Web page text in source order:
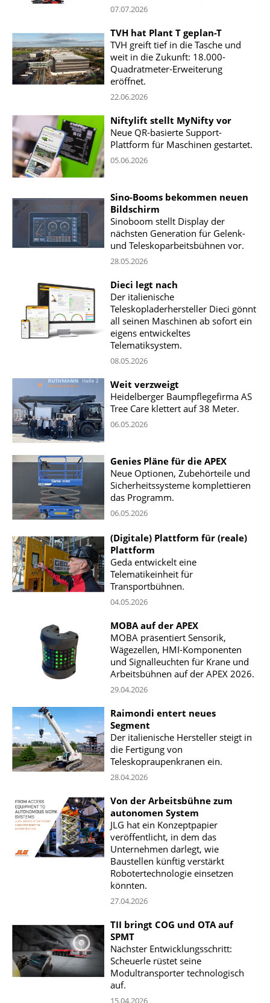
07.07.2026
TVH hat Plant T geplan-T
TVH greift tief in die Tasche und
weit in die Zukunft: 18.000-
Quadratmeter-Erweiterung
eröffnet.
22.06.2026
Niftylift stellt MyNifty vor
Neue QR-basierte Support-
Plattform für Maschinen gestartet.
05.06.2026
Sino-Booms bekommen neuen
Bildschirm
Sinoboom stellt Display der
nächsten Generation für Gelenk-
und Teleskoparbeitsbühnen vor.
28.05.2026
Dieci legt nach
Der italienische
Teleskopladerhersteller Dieci gönnt
all seinen Maschinen ab sofort ein
eigens entwickeltes
Telematiksystem.
08.05.2026
Weit verzweigt
Heidelberger Baumpflegefirma AS
Tree Care klettert auf 38 Meter.
06.05.2026
Genies Pläne für die APEX
Neue Optionen, Zubehörteile und
Sicherheitssysteme komplettieren
das Programm.
06.05.2026
(Digitale) Plattform für (reale)
Plattform
Geda entwickelt eine
Telematikeinheit für
Transportbühnen.
04.05.2026
MOBA auf der APEX
MOBA präsentiert Sensorik,
Wägezellen, HMI-Komponenten
und Signalleuchten für Krane und
Arbeitsbühnen auf der APEX 2026.
29.04.2026
Raimondi entert neues
Segment
Der italienische Hersteller steigt in
die Fertigung von
Teleskopraupenkranen ein.
28.04.2026
Von der Arbeitsbühne zum
autonomen System
JLG hat ein Konzeptpapier
veröffentlicht, in dem das
Unternehmen darlegt, wie
Baustellen künftig verstärkt
Robotertechnologie einsetzen
könnten.
27.04.2026
TII bringt COG und OTA auf
SPMT
Nächster Entwicklungsschritt:
Scheuerle rüstet seine
Modultransporter technologisch
auf.
15.04.2026